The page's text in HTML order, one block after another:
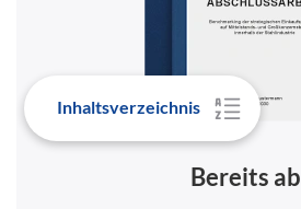
Inhaltsverzeichnis
Bereits ab